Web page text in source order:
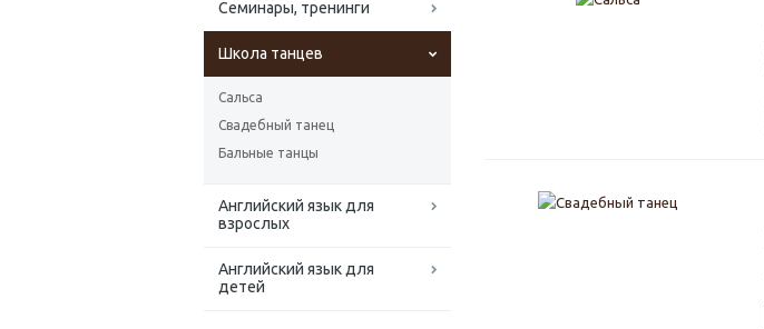
Семинары, тренинги
Школа танцев
Сальса
Свадебный танец
Бальные танцы
Английский язык для
взрослых
Английский язык для
детей